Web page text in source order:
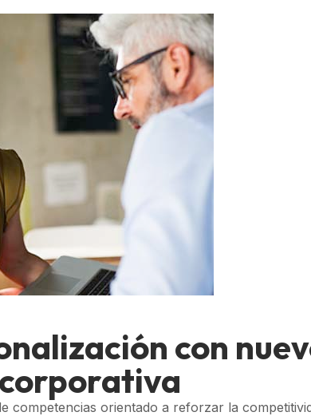
con
competencias orientado a reforzar la